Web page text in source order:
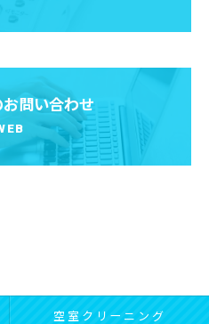
問い合わせ
空室クリーニング